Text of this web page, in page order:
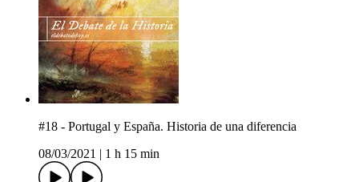
#18 - Portugal y España. Historia de una diferencia
08/03/2021
1 h 15 min